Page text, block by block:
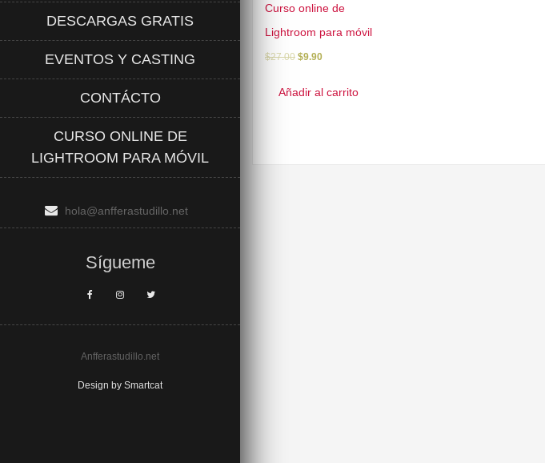
DESCARGAS GRATIS
EVENTOS Y CASTING
CONTÁCTO
CURSO ONLINE DE
LIGHTROOM PARA MÓVIL
hola@anfferastudillo.net
Sígueme
Anfferastudillo.net
Design by Smartcat
Curso online de
Lightroom para móvil
$27.00 $9.90
Añadir al carrito